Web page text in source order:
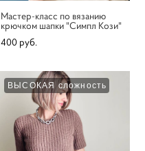
Мастер-класс по вязанию
крючком шапки "Симпл Кози"
400 pуб.
ВЫСОКАЯ сложность